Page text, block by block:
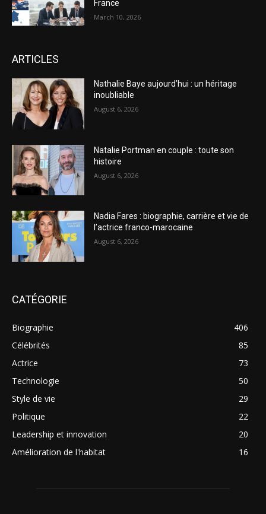
France
March 10, 2026
ARTICLES
Nathalie Baye aujourd’hui : un héritage
inoubliable
August 6, 2026
Natalie Portman en couple : toute son
histoire
August 6, 2026
Nadia Fares : biographie, carrière et vie de
l’actrice franco-marocaine
August 6, 2026
CATÉGORIE
Biographie
406
Célébrités
85
Actrice
73
Technologie
50
Style de vie
29
Politique
22
Leadership et innovation
20
Amélioration de l'habitat
16